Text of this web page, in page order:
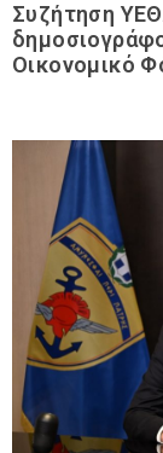
Συζήτηση
Οικονομικό